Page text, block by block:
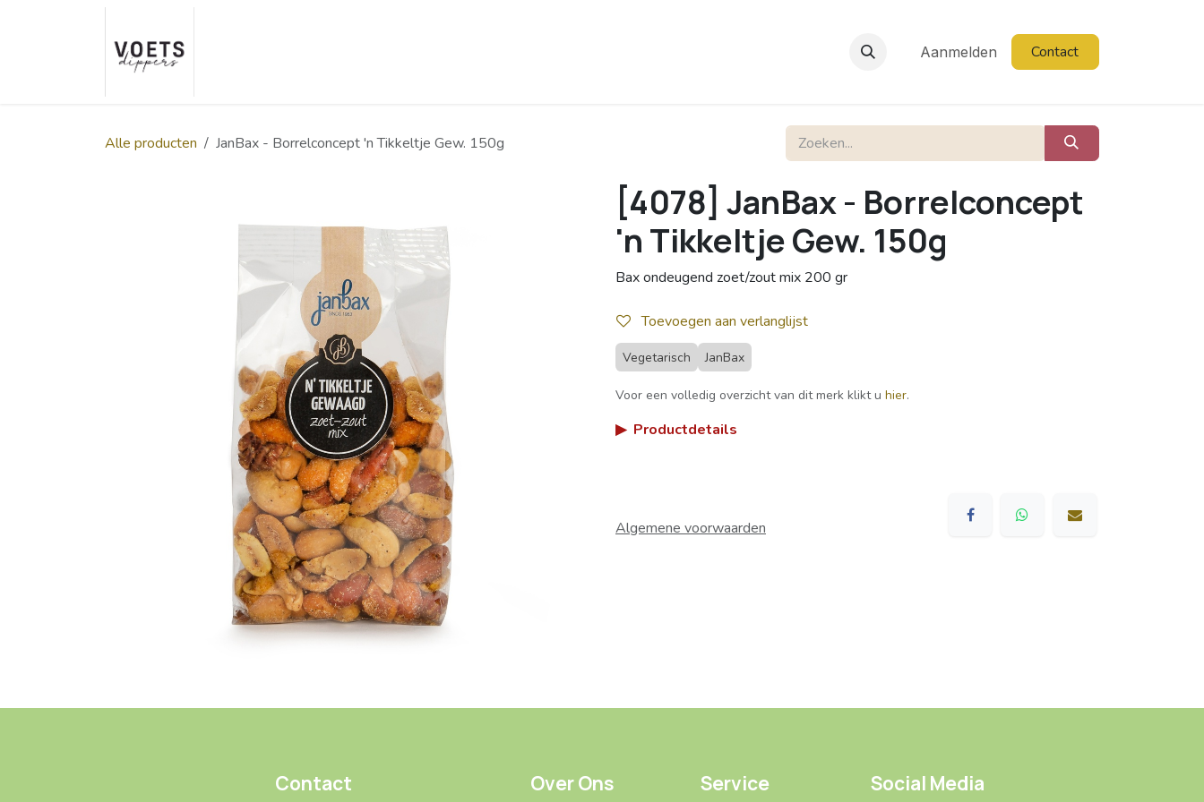
Overslaan naar inhoud
Aanmelden Contact
Alle producten JanBax - Borrelconcept 'n Tikkeltje Gew. 150g
[4078] JanBax - Borrelconcept
'n Tikkeltje Gew. 150g
Bax ondeugend zoet/zout mix 200 gr
Toevoegen aan verlanglijst
Vegetarisch JanBax
Voor een volledig overzicht van dit merk klikt u hier.
▶ Productdetails
Algemene voorwaarden
Contact Over Ons Service Social Media